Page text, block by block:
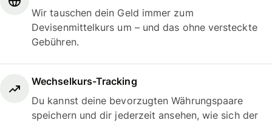
Wir tauschen dein Geld immer zum
Devisenmittelkurs um – und das ohne versteckte
Gebühren.
Wechselkurs-Tracking
Du kannst deine bevorzugten Währungspaare
speichern und dir jederzeit ansehen, wie sich der